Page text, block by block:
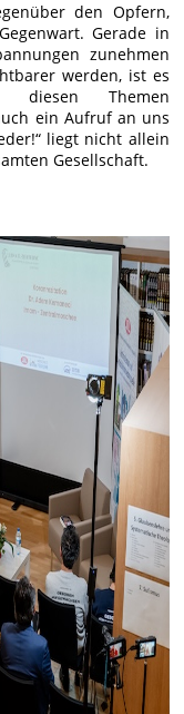
den Opfern,
Gerade in
zunehmen
werden, ist es
Themen
ein Aufruf an uns
liegt nicht allein
Gesellschaft.